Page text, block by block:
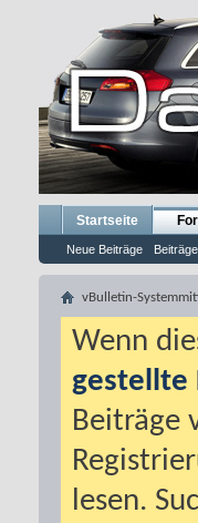
Startseite
Neue Beiträge
vBulletin-
Wenn
gestellte
Beiträge
lesen.